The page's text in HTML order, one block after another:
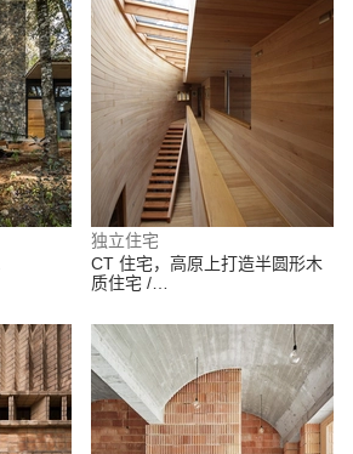
独立住宅
CT 住宅，高原上打造半圆形木
质住宅 /